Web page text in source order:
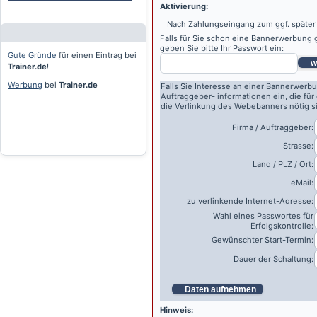
Gute Gründe für einen Eintrag bei
Trainer.de!
Werbung bei Trainer.de
Aktivierung:
Nach Zahlungseingang zum ggf.
Falls für Sie schon eine Bannerwerbung
geben Sie bitte Ihr Passwort ein:
Falls Sie Interesse an einer
Auftraggeber- informationen ein, die
die Verlinkung des Webebanners nötig
Firma / Auftraggeber:
Strasse:
Land / PLZ / Ort:
eMail:
zu verlinkende Internet-Adresse:
Wahl eines Passwortes für
Erfolgskontrolle:
Gewünschter Start-Termin:
Dauer der Schaltung:
Daten aufnehmen
Hinweis: